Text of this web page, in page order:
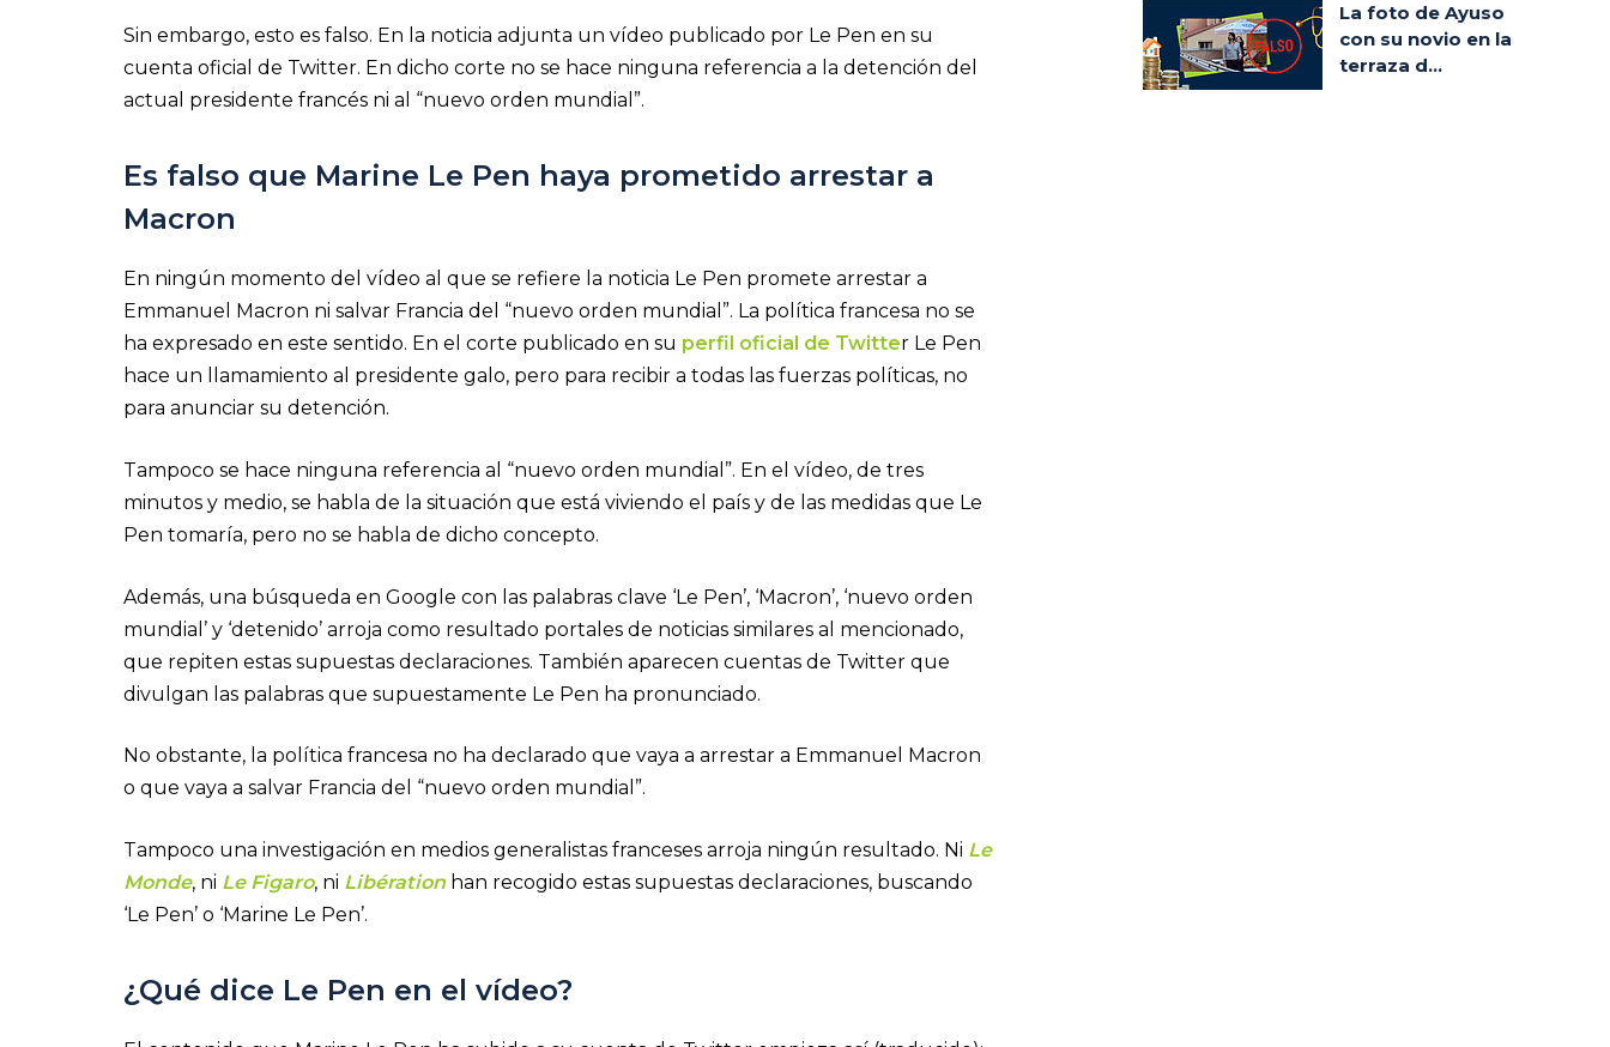
Sin embargo, esto es falso. En la noticia adjunta un vídeo publicado por Le Pen en su
cuenta oficial de Twitter. En dicho corte no se hace ninguna referencia a la detención del
actual presidente francés ni al “nuevo orden mundial”.
Es falso que Marine Le Pen haya prometido arrestar a
Macron
En ningún momento del vídeo al que se refiere la noticia Le Pen promete arrestar a
Emmanuel Macron ni salvar Francia del “nuevo orden mundial”. La política francesa no se
ha expresado en este sentido. En el corte publicado en su perfil oficial de Twitter Le Pen
hace un llamamiento al presidente galo, pero para recibir a todas las fuerzas políticas, no
para anunciar su detención.
Tampoco se hace ninguna referencia al “nuevo orden mundial”. En el vídeo, de tres
minutos y medio, se habla de la situación que está viviendo el país y de las medidas que Le
Pen tomaría, pero no se habla de dicho concepto.
Además, una búsqueda en Google con las palabras clave ‘Le Pen’, ‘Macron’, ‘nuevo orden
mundial’ y ‘detenido’ arroja como resultado portales de noticias similares al mencionado,
que repiten estas supuestas declaraciones. También aparecen cuentas de Twitter que
divulgan las palabras que supuestamente Le Pen ha pronunciado.
No obstante, la política francesa no ha declarado que vaya a arrestar a Emmanuel Macron
o que vaya a salvar Francia del “nuevo orden mundial”.
Tampoco una investigación en medios generalistas franceses arroja ningún resultado. Ni Le
Monde, ni Le Figaro, ni Libération han recogido estas supuestas declaraciones, buscando
‘Le Pen’ o ‘Marine Le Pen’.
¿Qué dice Le Pen en el vídeo?
La foto de Ayuso
con su novio en la
terraza d...